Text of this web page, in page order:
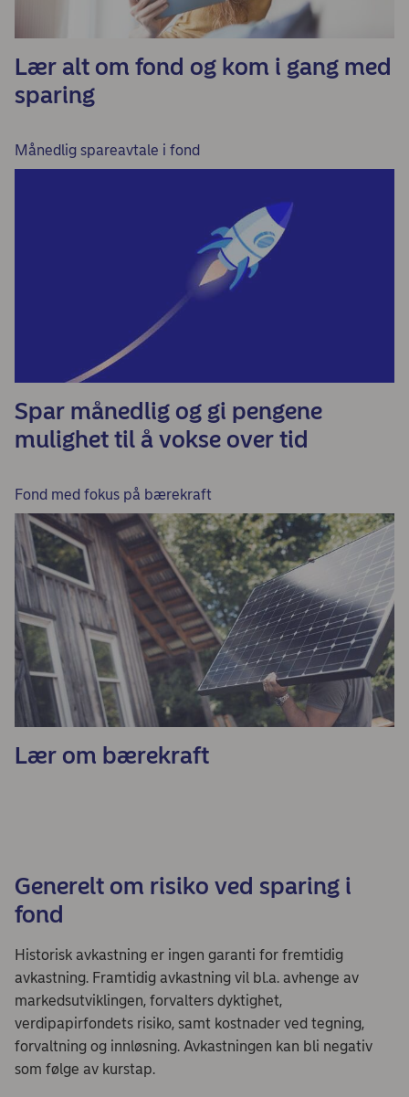
Lær alt om fond og kom i gang med
sparing
Månedlig spareavtale i fond
Spar månedlig og gi pengene
mulighet til å vokse over tid
Fond med fokus på bærekraft
Lær om bærekraft
Generelt om risiko ved sparing i
fond
Historisk avkastning er ingen garanti for fremtidig
avkastning. Framtidig avkastning vil bl.a. avhenge av
markedsutviklingen, forvalters dyktighet,
verdipapirfondets risiko, samt kostnader ved tegning,
forvaltning og innløsning. Avkastningen kan bli negativ
som følge av kurstap.